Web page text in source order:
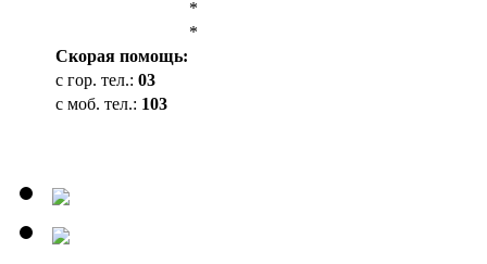
*
*
Cкорая помощь:
с гор. тел.: 03
с моб. тел.: 103